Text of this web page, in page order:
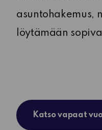
asuntohakemus,
löytämään
Katso vapaat